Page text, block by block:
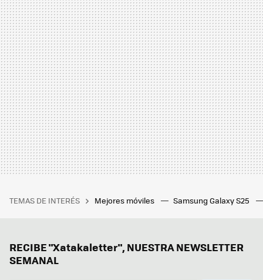
TEMAS DE INTERÉS Mejores móviles Samsung Galaxy S25
RECIBE "Xatakaletter", NUESTRA NEWSLETTER
SEMANAL